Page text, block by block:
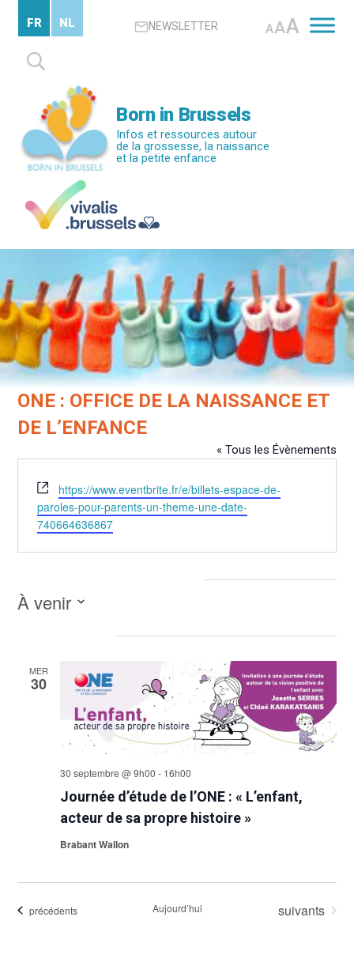
contenu
principal
NEWSLETTER AAA
Rechercher :
FR NL
Born in Brussels
Infos et ressources autour
de la grossesse, la naissance
et la petite enfance
ONE : OFFICE DE LA NAISSANCE ET
DE L’ENFANCE
« Tous les Évènements
Site
web
https://www.eventbrite.fr/e/billets-espace-de-
paroles-pour-parents-un-theme-une-date-
740664636867
À venir
MER
30
Journée d’étude de l’ONE : « L’enfant,
acteur de sa propre histoire »
30 septembre @ 9h00 - 16h00
Brabant Wallon
Évènements
précédents Aujourd’hui Évènements
suivants